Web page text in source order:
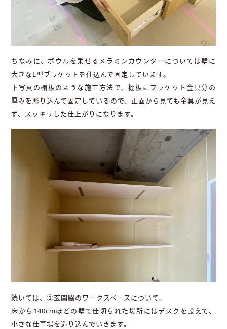
ちなみに、ボウルを乗せるメラミンカウンターについては壁に
大きなL型ブラケットを仕込んで固定しています。
下写真の棚板のような施工方法で、棚板にブラケット金具分の
厚みを彫り込んで固定しているので、正面から見ても金具が見え
ず、スッキリした仕上がりになります。
続いては、②玄関脇のワークスペースについて。
床から140cmほどの壁で仕切られた場所にはデスクを設えて、
小さな仕事場を造り込んでいきます。